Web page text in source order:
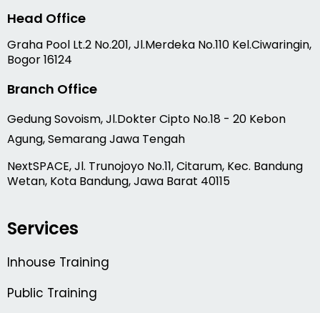
Head Office
Graha Pool Lt.2 No.201, Jl.Merdeka No.110 Kel.Ciwaringin,
Bogor 16124
Branch Office
Gedung Sovoism, Jl.Dokter Cipto No.18 - 20 Kebon
Agung, Semarang Jawa Tengah
NextSPACE, Jl. Trunojoyo No.11, Citarum, Kec. Bandung
Wetan, Kota Bandung, Jawa Barat 40115
Services
Inhouse Training
Public Training